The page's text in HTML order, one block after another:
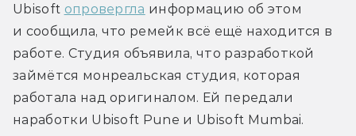
Ubisoft опровергла информацию об этом
и сообщила, что ремейк всё ещё находится в
работе. Студия объявила, что разработкой
займётся монреальская студия, которая
работала над оригиналом. Ей передали
наработки Ubisoft Pune и Ubisoft Mumbai.